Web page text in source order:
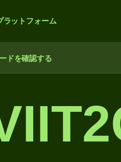
ラットフォーム
ドを確認する